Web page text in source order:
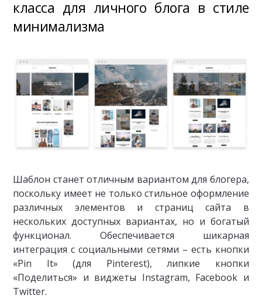
класса для личного блога в стиле
минимализма
Шаблон станет отличным вариантом для блогера,
поскольку имеет не только стильное оформление
различных элементов и страниц сайта в
нескольких доступных вариантах, но и богатый
функционал. Обеспечивается шикарная
интеграция с социальными сетями – есть кнопки
«Pin It» (для Pinterest), липкие кнопки
«Поделиться» и виджеты Instagram, Facebook и
Twitter.